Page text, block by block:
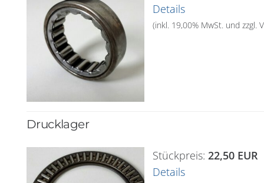
Details
(inkl. 19,00% MwSt. und zzgl.
Drucklager
Stückpreis: 22,50 EUR
Details